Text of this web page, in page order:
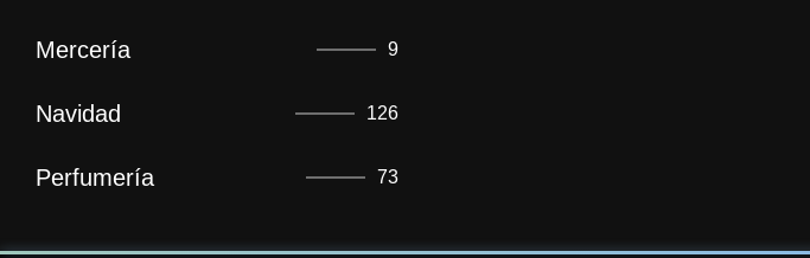
Mercería 9
Navidad 126
Perfumería 73